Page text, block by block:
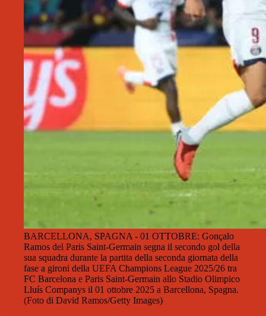
BARCELLONA, SPAGNA - 01 OTTOBRE: Gonçalo
Ramos del Paris Saint-Germain segna il secondo gol della
sua squadra durante la partita della seconda giornata della
fase a gironi della UEFA Champions League 2025/26 tra
FC Barcelona e Paris Saint-Germain allo Stadio Olimpico
Lluís Companys il 01 ottobre 2025 a Barcellona, Spagna.
(Foto di David Ramos/Getty Images)